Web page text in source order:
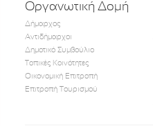
Οργανωτική Δομή
Δήμαρχος
Αντιδήμαρχοι
Δημοτικό Συμβούλιο
Τοπικές Κοινότητες
Οικονομική Επιτροπή
Επιτροπή Τουρισμού